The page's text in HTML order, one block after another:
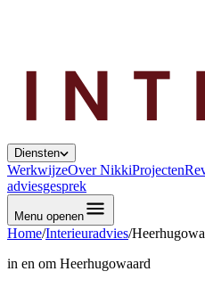
Diensten
WerkwijzeOver NikkiProjecten
adviesgesprek
Menu openen
Home/Interieuradvies/
in en om Heerhugowaard